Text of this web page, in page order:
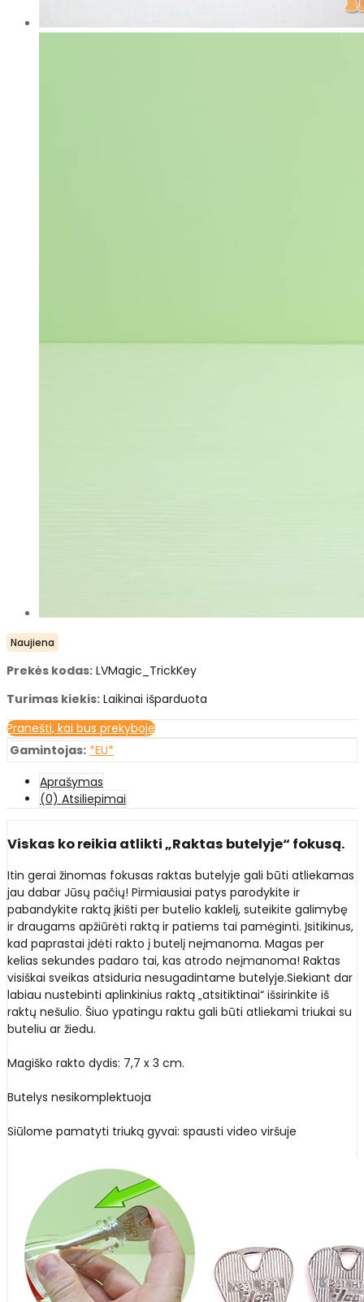
Naujiena
Prekės kodas: LVMagic_TrickKey
Turimas kiekis: Laikinai išparduota
Pranešti, kai bus prekyboje
Gamintojas: *EU*
Aprašymas
(0) Atsiliepimai
Viskas ko reikia atlikti „Raktas butelyje“ fokusą.
Itin gerai žinomas fokusas raktas butelyje gali būti atliekamas
jau dabar Jūsų pačių! Pirmiausiai patys parodykite ir
pabandykite raktą įkišti per butelio kaklelį, suteikite galimybę
ir draugams apžiūrėti raktą ir patiems tai pamėginti. Įsitikinus,
kad paprastai įdėti rakto į butelį neįmanoma. Magas per
kelias sekundes padaro tai, kas atrodo neįmanoma! Raktas
visiškai sveikas atsiduria nesugadintame butelyje.Siekiant dar
labiau nustebinti aplinkinius raktą „atsitiktinai“ išsirinkite iš
raktų nešulio. Šiuo ypatingu raktu gali būti atliekami triukai su
buteliu ar žiedu.
Magiško rakto dydis: 7,7 x 3 cm.
Butelys nesikomplektuoja
Siūlome pamatyti triuką gyvai: spausti video viršuje